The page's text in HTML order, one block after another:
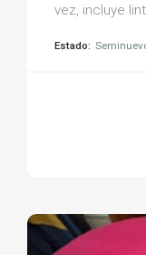
vez, incluye
Estado: